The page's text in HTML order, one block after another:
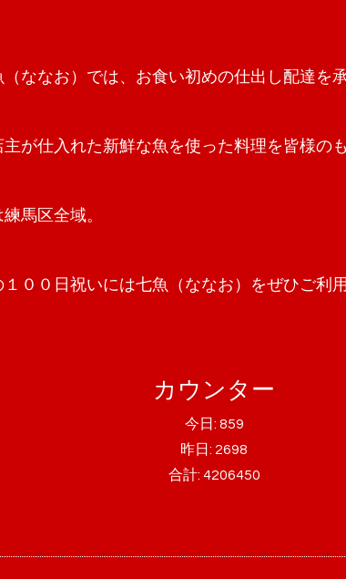
ななお）では、お食い初めの仕出し配達を承
が仕入れた新鮮な魚を使った料理を皆様の
馬区全域。
００日祝いには七魚（ななお）をぜひご利
カウンター
今日: 859
昨日: 2698
合計: 4206450